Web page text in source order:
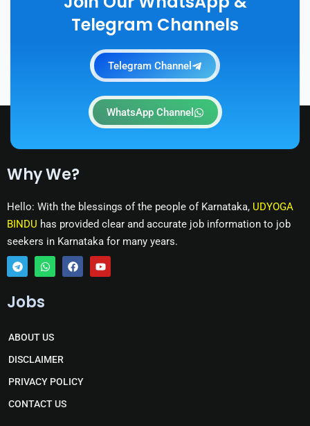
Telegram Channels
Telegram Channel
WhatsApp Channel
Why We?
Hello: With the blessings of the people of Karnataka, UDYOGA
BINDU has provided clear and accurate job information to job
seekers in Karnataka for many years.
T
l
r
a
m
W
a
a
p
p
F Y
Jobs
ABOUT US
DISCLAIMER
PRIVACY POLICY
CONTACT US